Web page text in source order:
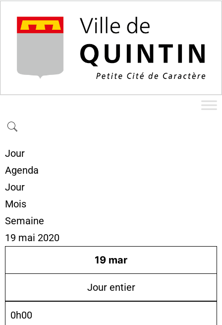
Jour
Agenda
Jour
Mois
Semaine
19 mai 2020
19 mar
Jour entier
0h00